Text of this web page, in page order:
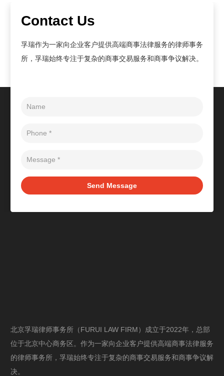
Contact Us
孚瑞作为一家向企业客户提供高端商事法律服务的律师事务
所，孚瑞始终专注于复杂的商事交易服务和商事争议解决。
Send Message
北京孚瑞律师事务所（FURUI LAW FIRM）成立于2022年，总部
位于北京中心商务区。作为一家向企业客户提供高端商事法律服务
的律师事务所，孚瑞始终专注于复杂的商事交易服务和商事争议解
决。